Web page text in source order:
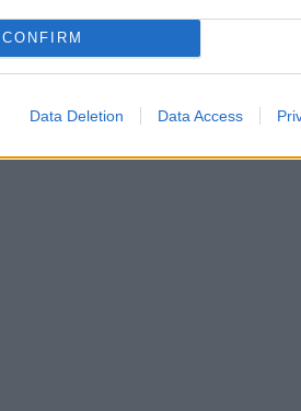
CONFIRM
Data Deletion Data Access